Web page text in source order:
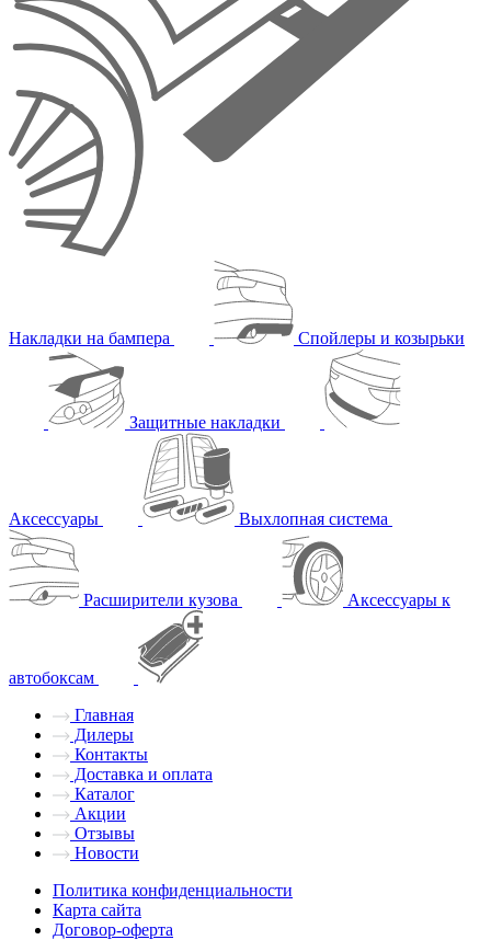
Накладки на бампера Спойлеры и козырьки
Защитные накладки
Аксессуары Выхлопная система
Расширители кузова Аксессуары к
автобоксам
Главная
Дилеры
Контакты
Доставка и оплата
Каталог
Акции
Отзывы
Новости
Политика конфиденциальности
Карта сайта
Договор-оферта